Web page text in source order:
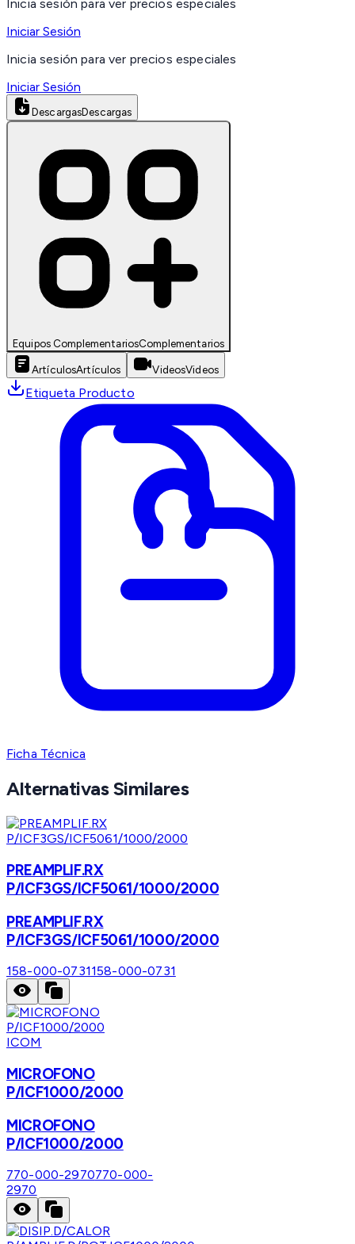
Inicia sesión para ver precios especiales
Iniciar Sesión
Inicia sesión para ver precios especiales
Iniciar Sesión
DescargasDescargas
Equipos ComplementariosComplementarios
ArtículosArtículos VideosVideos
Etiqueta Producto
Ficha Técnica
Alternativas Similares
PREAMPLIF.RX
P/ICF3GS/ICF5061/1000/2000
PREAMPLIF.RX
P/ICF3GS/ICF5061/1000/2000
158-000-0731158-000-0731
ICOM
MICROFONO
P/ICF1000/2000
MICROFONO
P/ICF1000/2000
770-000-2970770-000-
2970